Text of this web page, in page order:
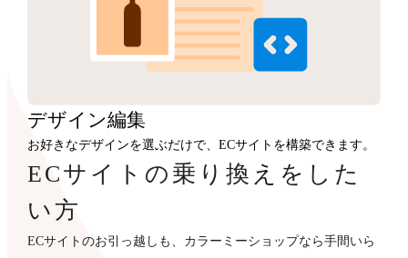
デザイン編集
お好きなデザインを選ぶだけで、ECサイトを構築できます。
ECサイトの乗り換えをした
い方
ECサイトのお引っ越しも、カラーミーショップなら手間いら